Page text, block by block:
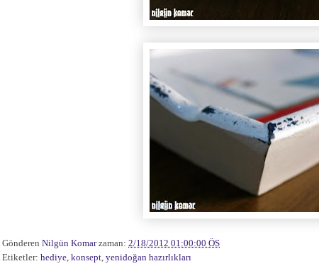
Gönderen Nilgün Komar zaman: 2/18/2012 01:00:00 ÖS
Etiketler: hediye konsept yenidoğan hazırlıkları